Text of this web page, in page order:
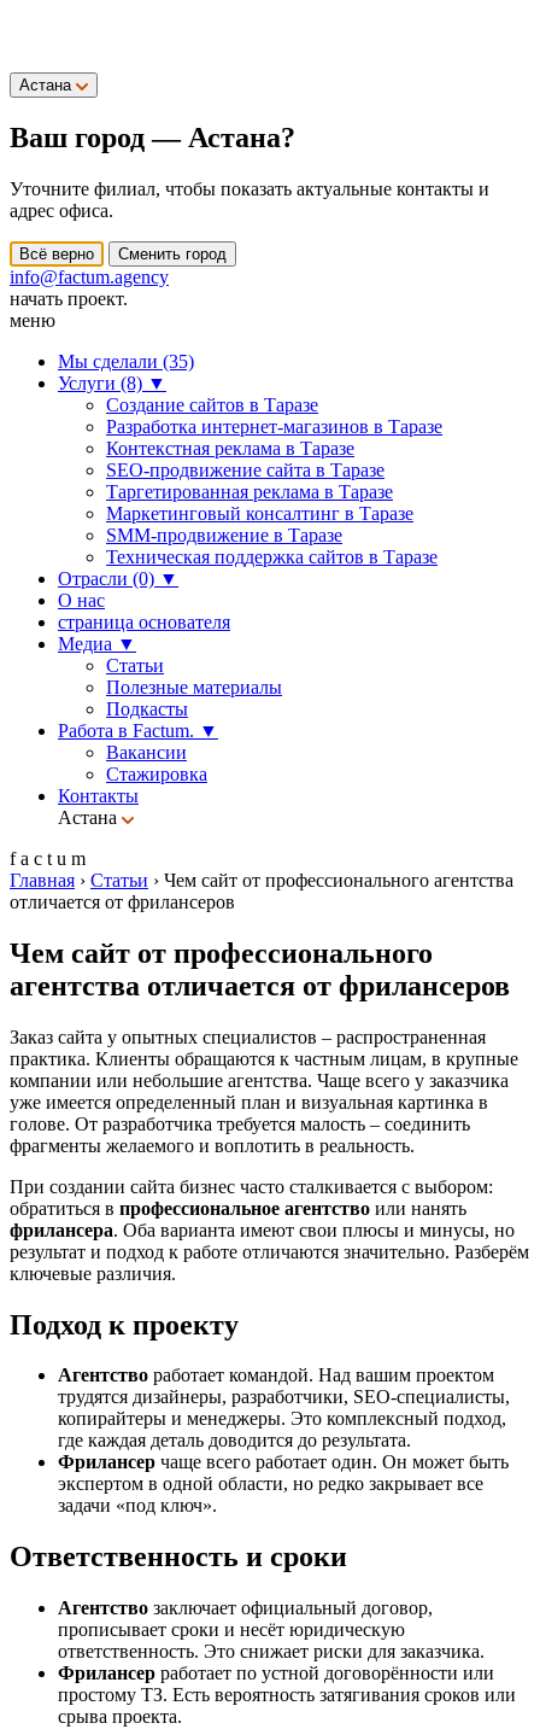
Астана
Ваш город — Астана?
Уточните филиал, чтобы показать актуальные контакты и
адрес офиса.
Всё верно Сменить город
info@factum.agency
начать проект.
меню
Мы сделали (35)
Услуги (8) ▼
Создание сайтов в Таразе
Разработка интернет-магазинов в Таразе
Контекстная реклама в Таразе
SEO-продвижение сайта в Таразе
Таргетированная реклама в Таразе
Маркетинговый консалтинг в Таразе
SMM-продвижение в Таразе
Техническая поддержка сайтов в Таразе
Отрасли (0) ▼
О нас
страница основателя
Медиа ▼
Статьи
Полезные материалы
Подкасты
Работа в Factum. ▼
Вакансии
Стажировка
Контакты
Астана
f a c t u m
Главная › Статьи › Чем сайт от профессионального агентства
отличается от фрилансеров
Чем сайт от профессионального
агентства отличается от фрилансеров
Заказ сайта у опытных специалистов – распространенная
практика. Клиенты обращаются к частным лицам, в крупные
компании или небольшие агентства. Чаще всего у заказчика
уже имеется определенный план и визуальная картинка в
голове. От разработчика требуется малость – соединить
фрагменты желаемого и воплотить в реальность.
При создании сайта бизнес часто сталкивается с выбором:
обратиться в профессиональное агентство или нанять
фрилансера. Оба варианта имеют свои плюсы и минусы, но
результат и подход к работе отличаются значительно. Разберём
ключевые различия.
Подход к проекту
Агентство работает командой. Над вашим проектом
трудятся дизайнеры, разработчики, SEO-специалисты,
копирайтеры и менеджеры. Это комплексный подход,
где каждая деталь доводится до результата.
Фрилансер чаще всего работает один. Он может быть
экспертом в одной области, но редко закрывает все
задачи «под ключ».
Ответственность и сроки
Агентство заключает официальный договор,
прописывает сроки и несёт юридическую
ответственность. Это снижает риски для заказчика.
Фрилансер работает по устной договорённости или
простому ТЗ. Есть вероятность затягивания сроков или
срыва проекта.